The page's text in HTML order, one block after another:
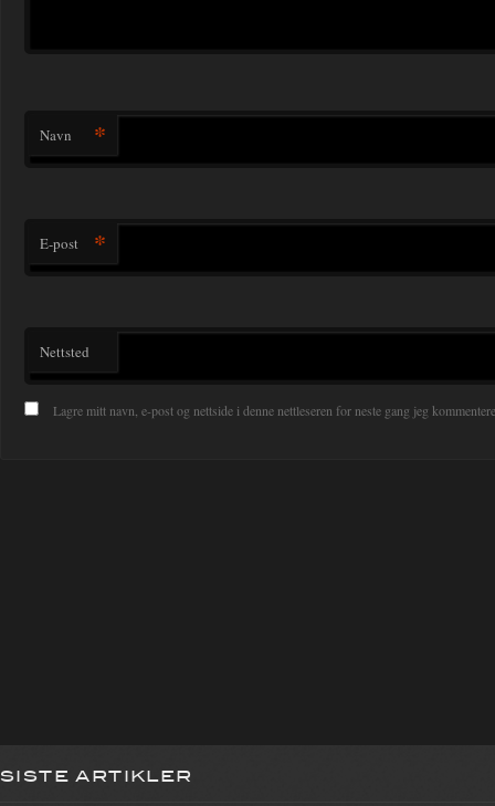
Navn *
E-post *
Nettsted
Lagre mitt navn, e-post og nettside i denne nettleseren for neste gang jeg
SISTE ARTIKLER